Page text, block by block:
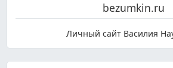
bezumkin.ru
Личный сайт Василия